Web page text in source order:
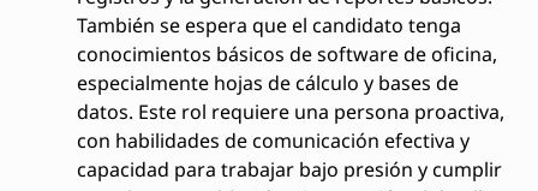
También se espera que el candidato tenga
conocimientos básicos de software de oficina,
especialmente hojas de cálculo y bases de
datos. Este rol requiere una persona proactiva,
con habilidades de comunicación efectiva y
capacidad para trabajar bajo presión y cumplir